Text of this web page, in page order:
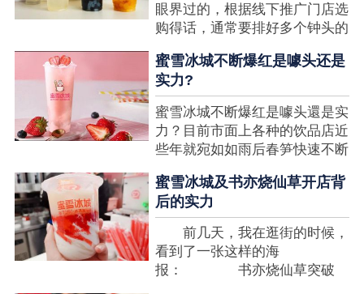
眼界过的，根据线下推广门店选
购得话，通常要排好多个钟头的
想要排长队，为的便是那一杯令
人挂念的蜜雪冰城。顾客喜爱的
商品，投资者为什么会看不见在
其中的创业商机呢?许多投资者
都会了解我开一家蜜雪冰城要多
少钱?....
蜜雪冰城不断爆红是噱头还是
实力?
蜜雪冰城不断爆红是噱头還是实
力？目前市面上各种的饮品店近
些年就宛如如雨后春笋快速不断
有运营不小心便会被取代，由于
受年青人的喜爱，再加全国人民
的经济发展水准提升，奶茶饮品
行业发展趋势快速，因此 这一
制造行业有着十分....
蜜雪冰城及书亦烧仙草开店背
后的实力
前几天，我在逛街的时候，
看到了一张这样的海
报： 书亦烧仙草突破